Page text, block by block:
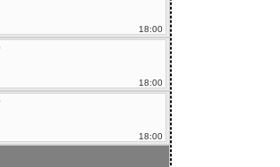
18:00
18:00
18:00